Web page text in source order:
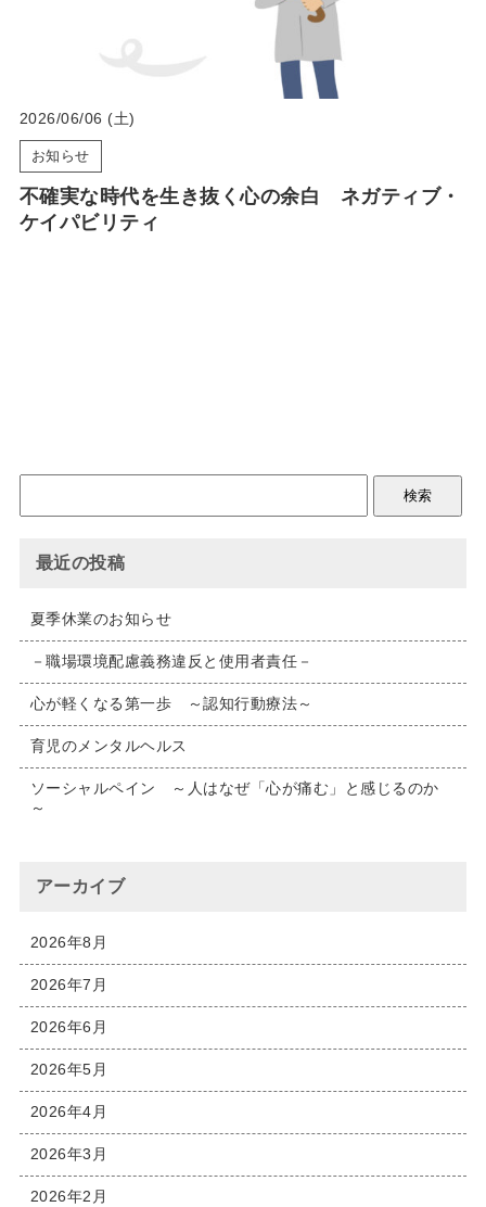
2026/06/06 (土)
お知らせ
不確実な時代を生き抜く心の余白 ネガティブ・
ケイパビリティ
最近の投稿
夏季休業のお知らせ
－職場環境配慮義務違反と使用者責任－
心が軽くなる第一歩 ～認知行動療法～
育児のメンタルヘルス
ソーシャルペイン ～人はなぜ「心が痛む」と感じるのか
～
アーカイブ
2026年8月
2026年7月
2026年6月
2026年5月
2026年4月
2026年3月
2026年2月